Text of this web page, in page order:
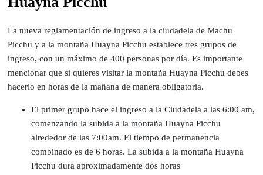
La nueva reglamentación de ingreso a la ciudadela de Machu
Picchu y a la montaña Huayna Picchu establece tres grupos de
ingreso, con un máximo de 400 personas por día. Es importante
mencionar que si quieres visitar la montaña Huayna Picchu debes
hacerlo en horas de la mañana de manera obligatoria.
El primer grupo hace el ingreso a la Ciudadela a las 6:00 am,
comenzando la subida a la montaña Huayna Picchu
alrededor de las 7:00am. El tiempo de permanencia
combinado es de 6 horas. La subida a la montaña Huayna
Picchu dura aproximadamente dos horas